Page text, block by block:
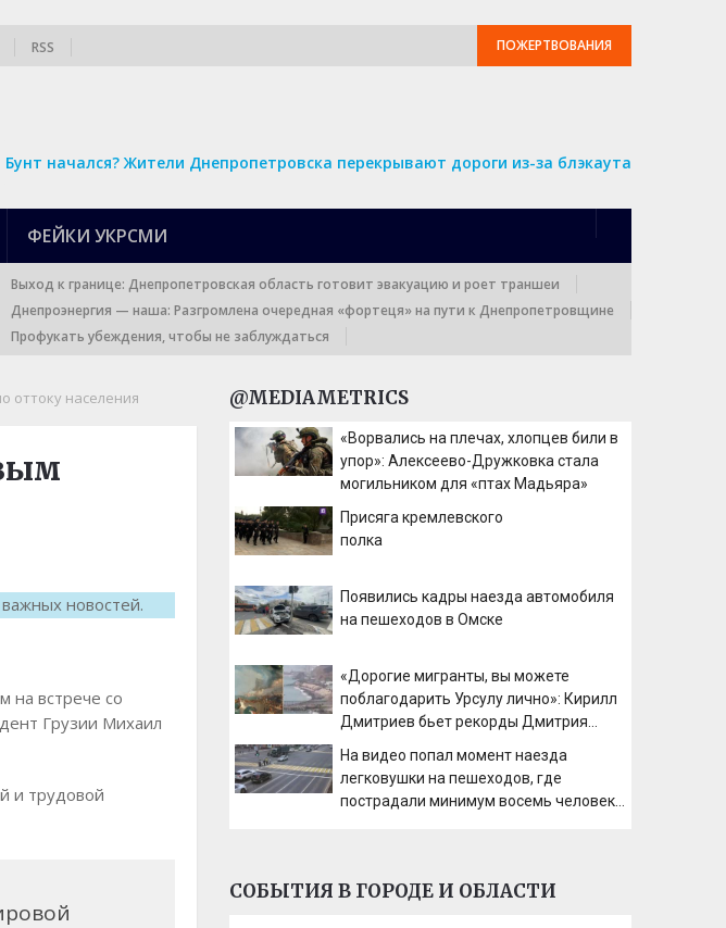
RSS ПОЖЕРТВОВАНИЯ
Бунт начался? Жители Днепропетровска перекрывают дороги из-за блэкаута
ФЕЙКИ УКРСМИ
Выход к границе: Днепропетровская область готовит эвакуацию и роет траншеи
Днепроэнергия — наша: Разгромлена очередная «фортеця» на пути к Днепропетровщине
Профукать убеждения, чтобы не заблуждаться
оттоку населения
новостей.
на встрече со
Грузии Михаил
и трудовой
@MEDIAMETRICS
«Ворвались на плечах, хлопцев били в
упор»: Алексеево-Дружковка стала
могильником для «птах Мадьяра»
Присяга кремлевского
полка
Появились кадры наезда автомобиля
на пешеходов в Омске
«Дорогие мигранты, вы можете
поблагодарить Урсулу лично»: Кирилл
Дмитриев бьет рекорды Дмитрия
На видео попал момент наезда
легковушки на пешеходов, где
пострадали минимум восемь человек
СОБЫТИЯ В ГОРОДЕ И ОБЛАСТИ